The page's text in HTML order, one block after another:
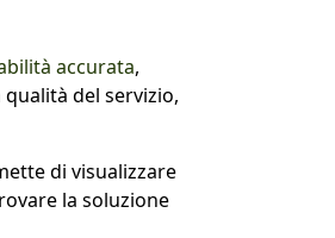
accurata,
del servizio,
di visualizzare
la soluzione